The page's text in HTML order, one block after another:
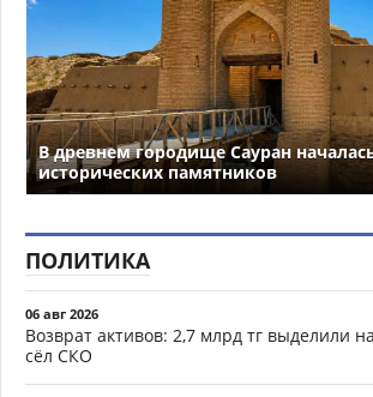
В древнем городище Сауран
исторических памятников
ПОЛИТИКА
06 авг 2026
Возврат активов: 2,7 млрд тг выделили
сёл СКО